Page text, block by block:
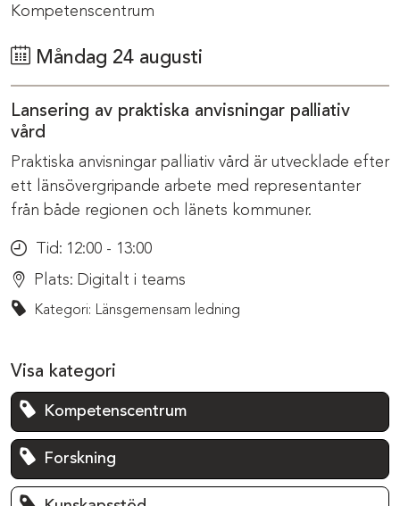
Kompetenscentrum
Måndag 24 augusti
Lansering av praktiska anvisningar palliativ
vård
Praktiska anvisningar palliativ vård är utvecklade efter
ett länsövergripande arbete med representanter
från både regionen och länets kommuner.
Tid: 12:00 - 13:00
Plats: Digitalt i teams
Kategori: Länsgemensam ledning
Visa kategori
Kompetenscentrum
Forskning